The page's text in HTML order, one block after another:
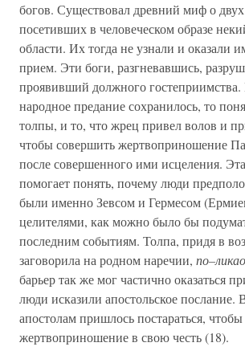
богов. Существовал древний миф о двух
посетивших в человеческом образе
области. Их тогда не узнали и оказали
прием. Эти боги, разгневавшись,
проявивший должного гостеприимства.
народное предание сохранилось, то
толпы, и то, что жрец привел волов и
чтобы совершить жертвоприношение
после совершенного ими исцеления.
помогает понять, почему люди
были именно Зевсом и Гермесом
целителями, как можно было бы
последним событиям. Толпа, придя в
заговорила на родном наречии,
барьер так же мог частично оказаться
люди исказили апостольское послание.
апостолам пришлось постараться,
жертвоприношение в свою честь (18).